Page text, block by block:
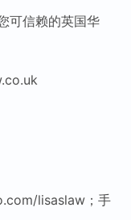
可信赖的英国华
lisaslaw；手